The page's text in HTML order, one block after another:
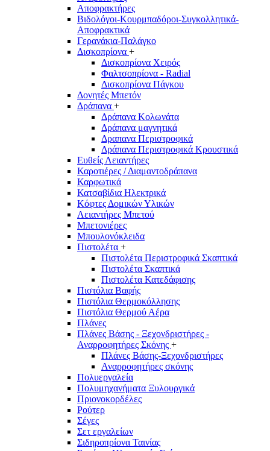
Αποφρακτήρες
Βιδολόγοι-Κουρμπαδόροι-Συγκολλητικά-
Αποφρακτικά
Γερανάκια-Παλάγκο
Δισκοπρίονα +
Δισκοπρίονα Χειρός
Φαλτσοπρίονα - Radial
Δισκοπρίονα Πάγκου
Δονητές Μπετόν
Δράπανα +
Δράπανα Κολωνάτα
Δράπανα μαγνητικά
Δραπανα Περιστροφικά
Δράπανα Περιστροφικά Κρουστικά
Ευθείς Λειαντήρες
Καροτιέρες / Διαμαντοδράπανα
Καρφωτικά
Κατσαβίδια Ηλεκτρικά
Κόφτες Δομικών Υλικών
Λειαντήρες Μπετού
Μπετονιέρες
Μπουλονόκλειδα
Πιστολέτα +
Πιστολέτα Περιστροφικά Σκαπτικά
Πιστολέτα Σκαπτικά
Πιστολέτα Κατεδάφισης
Πιστόλια Βαφής
Πιστόλια Θερμοκόλλησης
Πιστόλια Θερμού Αέρα
Πλάνες
Πλάνες Βάσης - Ξεχονδριστήρες -
Αναρροφητήρες Σκόνης +
Πλάνες Βάσης-Ξεχονδριστήρες
Αναρροφητήρες σκόνης
Πολυεργαλεία
Πολυμηχανήματα Ξυλουργικά
Πριονοκορδέλες
Ρούτερ
Σέγες
Σετ εργαλείων
Σιδηροπρίονα Ταινίας